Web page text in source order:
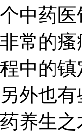
中药
常的
中的
外也
养生